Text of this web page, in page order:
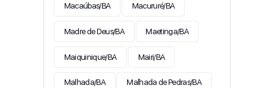
Macaúbas/BA Macururé/BA
Madre de Deus/BA Maetinga/BA
Maiquinique/BA Mairi/BA
Malhada/BA Malhada de Pedras/BA